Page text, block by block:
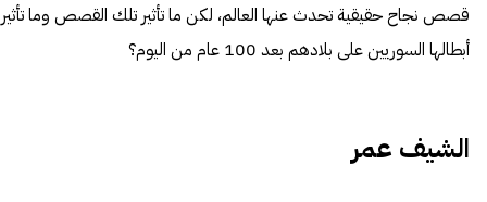
قصص نجاح حقيقية تحدث عنها العالم، لكن ما تأثير تلك القصص وما تأثير
أبطالها السوريين على بلادهم بعد 100 عام من اليوم؟
الشيف عمر